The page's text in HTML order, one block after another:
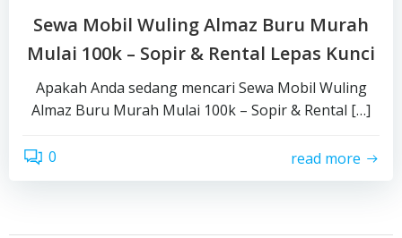
Sewa Mobil Wuling Almaz Buru Murah
Mulai 100k – Sopir & Rental Lepas Kunci
Apakah Anda sedang mencari Sewa Mobil Wuling
Almaz Buru Murah Mulai 100k – Sopir & Rental […]
0 read more